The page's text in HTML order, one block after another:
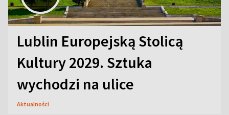
Lublin Europejską Stolicą
Kultury 2029. Sztuka
wychodzi na ulice
Aktualności